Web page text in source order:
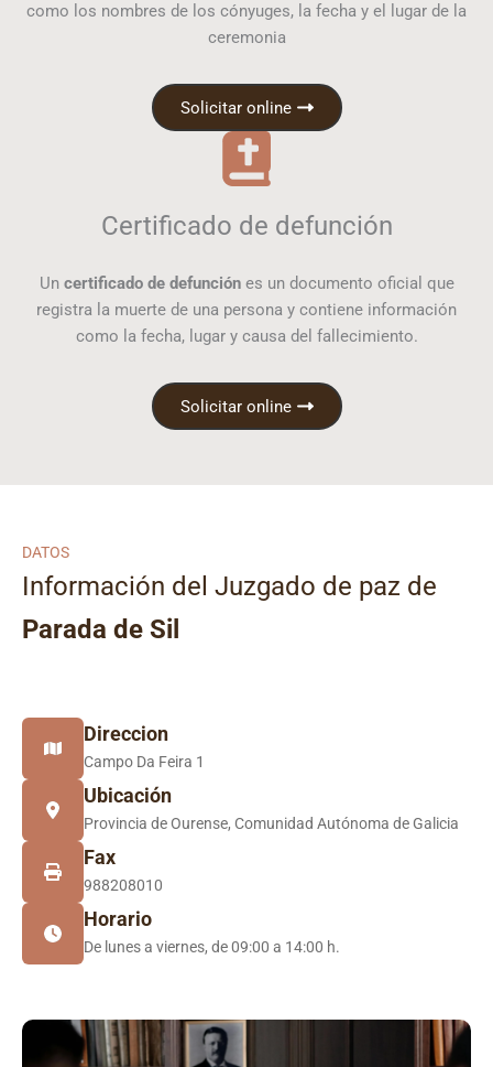
como los nombres de los cónyuges, la fecha y el lugar de la
ceremonia
Solicitar online
Certificado de defunción
Un certificado de defunciónes un documento oficial que
registra la muerte de una persona y contiene información
como la fecha, lugar y causa del fallecimiento.
Solicitar online
DATOS
Información del Juzgado de paz de
Parada de Sil
Direccion
Campo Da Feira 1
Ubicación
Provincia de Ourense, Comunidad Autónoma de Galicia
Fax
988208010
Horario
De lunes a viernes, de 09:00 a 14:00 h.